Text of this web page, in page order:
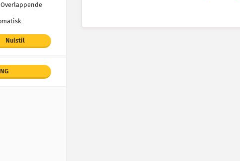
Overlappende
Nulstil